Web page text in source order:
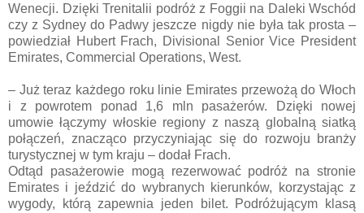
Wenecji. Dzięki Trenitalii podróż z Foggii na Daleki Wschód
czy z Sydney do Padwy jeszcze nigdy nie była tak prosta –
powiedział Hubert Frach, Divisional Senior Vice President
Emirates, Commercial Operations, West.
– Już teraz każdego roku linie Emirates przewożą do Włoch
i z powrotem ponad 1,6 mln pasażerów. Dzięki nowej
umowie łączymy włoskie regiony z naszą globalną siatką
połączeń, znacząco przyczyniając się do rozwoju branży
turystycznej w tym kraju – dodał Frach.
Odtąd pasażerowie mogą rezerwować podróż na stronie
Emirates i jeździć do wybranych kierunków, korzystając z
wygody, którą zapewnia jeden bilet. Podróżującym klasą